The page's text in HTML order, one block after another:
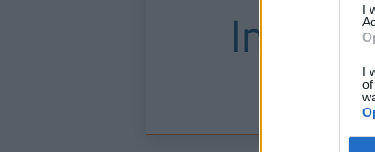
I
I